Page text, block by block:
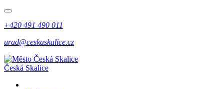
+420 491 490 011
urad@ceskaskalice.cz
Česká Skalice